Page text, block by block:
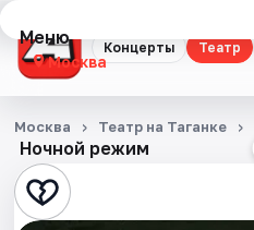
Концерты Театр
Меню
Москва
Концерты
Театр
Стендап
Ночной режим
Москва Театр на Таганке